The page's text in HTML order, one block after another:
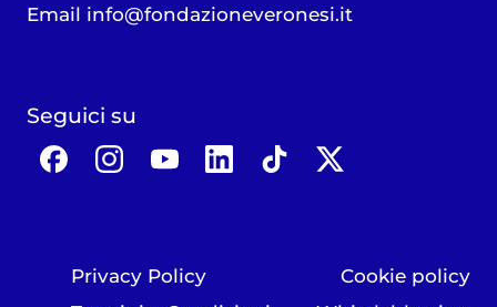
Email info@fondazioneveronesi.it
Seguici su
Privacy Policy
Cookie policy